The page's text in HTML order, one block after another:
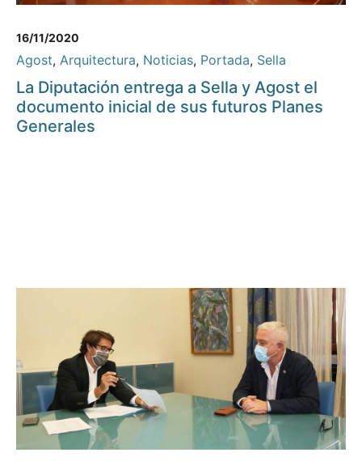
16/11/2020
Agost, Arquitectura, Noticias, Portada, Sella
La Diputación entrega a Sella y Agost el
documento inicial de sus futuros Planes
Generales